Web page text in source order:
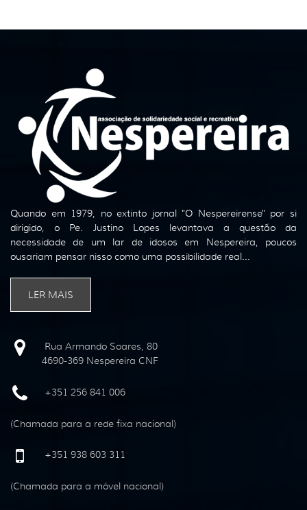
Quando em 1979, no extinto jornal "O Nespereirense" por si
dirigido, o Pe. Justino Lopes levantava a questão da
necessidade de um lar de idosos em Nespereira, poucos
ousariam pensar nisso como uma possibilidade real...
LER MAIS
Rua Armando Soares, 80
4690-369 Nespereira CNF
+351 256 841 006
(Chamada para a rede fixa nacional)
+351 938 603 311
(Chamada para a móvel nacional)